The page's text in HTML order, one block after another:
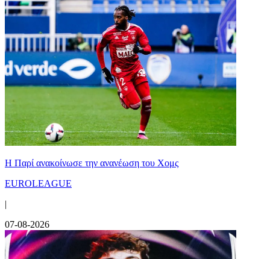
Η Παρί ανακοίνωσε την ανανέωση του Χομς
EUROLEAGUE
|
07-08-2026